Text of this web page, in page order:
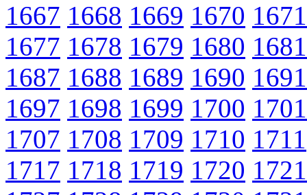
1667 1668 1669 1670 1671
1677 1678 1679 1680 1681
1687 1688 1689 1690 1691
1697 1698 1699 1700 1701
1707 1708 1709 1710 1711
1717 1718 1719 1720 1721